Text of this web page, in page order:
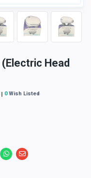
Head
0Wish Listed